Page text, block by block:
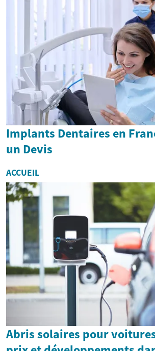
Implants Dentaires en
un Devis
ACCUEIL
Abris solaires pour